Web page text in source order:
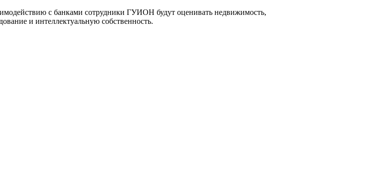
с банками сотрудники ГУИОН будут оценивать недвижимость,
и интеллектуальную собственность.